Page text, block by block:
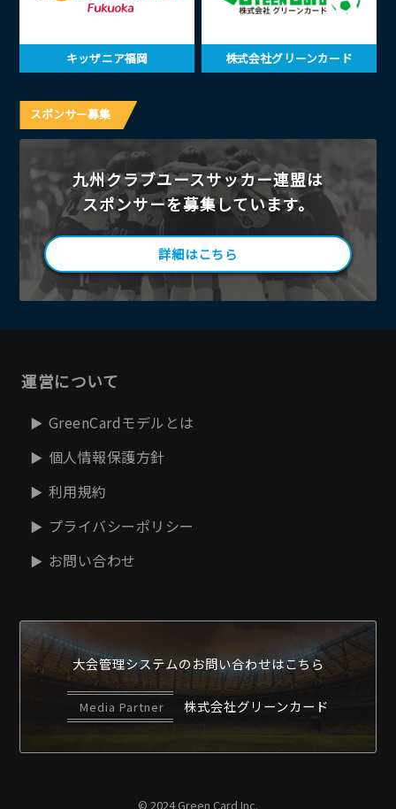
キッザニア福岡 株式会社グリーンカード
スポンサー募集
九州クラブユースサッカー連盟は
スポンサーを募集しています。
詳細はこちら
運営について
GreenCardモデルとは
個人情報保護方針
利用規約
プライバシーポリシー
お問い合わせ
大会管理システムのお問い合わせはこちら
Media Partner 株式会社グリーンカード
© 2024 Green Card Inc.